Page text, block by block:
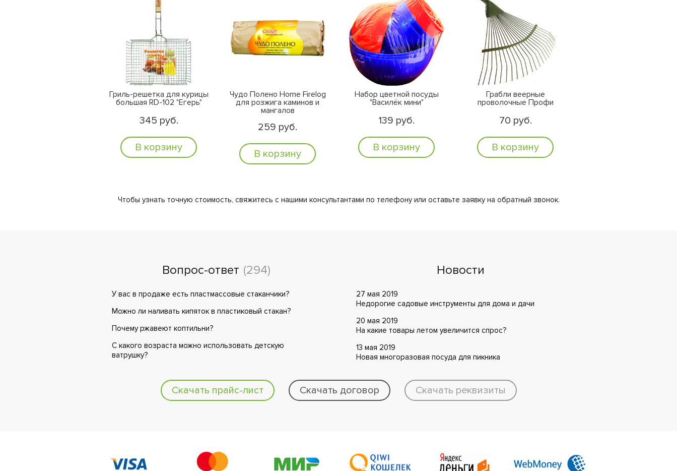
Гриль-решетка для курицы
большая RD-102 "Егерь"
345 руб.
В корзину
Чудо Полено Home Firelog
для розжига каминов и
мангалов
259 руб.
В корзину
Набор цветной посуды
"Василёк мини"
139 руб.
В корзину
Грабли веерные
проволочные Профи
70 руб.
В корзину
Чтобы узнать точную стоимость, свяжитесь с нашими консультантами по телефону или оставьте заявку на обратный звонок.
Вопрос-ответ (294)
У вас в продаже есть пластмассовые стаканчики?
Можно ли наливать кипяток в пластиковый стакан?
Почему ржавеют коптильни?
С какого возраста можно использовать детскую
ватрушку?
Новости
27 мая 2019
Недорогие садовые инструменты для дома и дачи
20 мая 2019
На какие товары летом увеличится спрос?
13 мая 2019
Новая многоразовая посуда для пикника
Скачать прайс-лист Скачать договор Скачать реквизиты